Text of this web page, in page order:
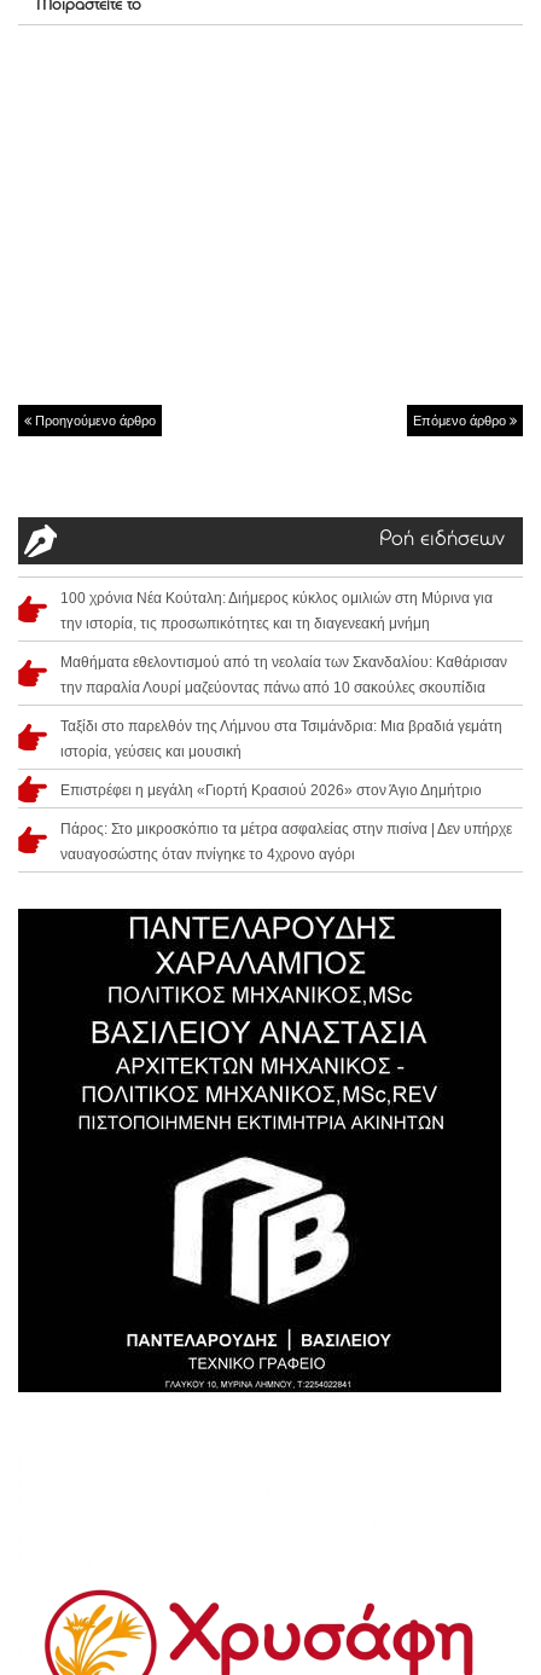
Μοιραστείτε το
Προηγούμενο άρθρο Επόμενο άρθρο
Ροή ειδήσεων
100 χρόνια Νέα Κούταλη: Διήμερος κύκλος ομιλιών στη Μύρινα για
την ιστορία, τις προσωπικότητες και τη διαγενεακή μνήμη
Μαθήματα εθελοντισμού από τη νεολαία των Σκανδαλίου: Καθάρισαν
την παραλία Λουρί μαζεύοντας πάνω από 10 σακούλες σκουπίδια
Ταξίδι στο παρελθόν της Λήμνου στα Τσιμάνδρια: Μια βραδιά γεμάτη
ιστορία, γεύσεις και μουσική
Επιστρέφει η μεγάλη «Γιορτή Κρασιού 2026» στον Άγιο Δημήτριο
Πάρος: Στο μικροσκόπιο τα μέτρα ασφαλείας στην πισίνα | Δεν υπήρχε
ναυαγοσώστης όταν πνίγηκε το 4χρονο αγόρι